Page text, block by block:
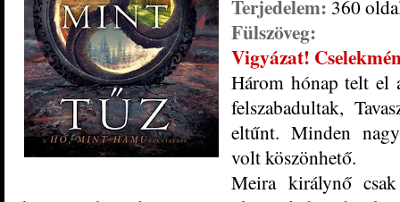
Terjedelem: 360
Fülszöveg:
Vigyázat!
Három ​hónap telt el
felszabadultak,
eltűnt. Minden
volt köszönhető.
Meira királynő